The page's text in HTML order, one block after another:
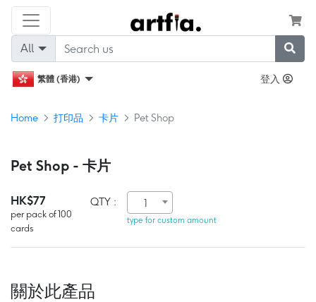
All
繁體 (香港) 登入
Home 打印品 卡片 Pet Shop
Pet Shop - 卡片
HK$77
per pack of 100
cards
QTY : 1
type for custom amount
關於此產品